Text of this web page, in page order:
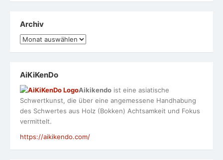
Archiv
Archiv
AiKiKenDo
Aikikendo ist eine asiatische
Schwertkunst, die über eine angemessene Handhabung
des Schwertes aus Holz (Bokken) Achtsamkeit und Fokus
vermittelt.
https://aikikendo.com/